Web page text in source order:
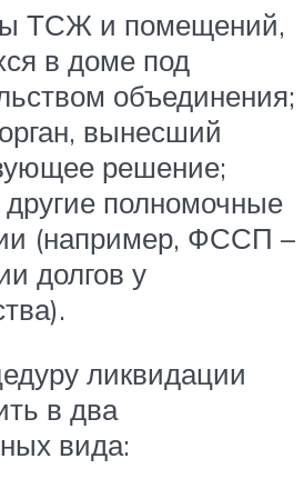
ТСЖ и помещений,
в доме под
объединения;
вынесший
решение;
полномочные
(например, ФССП –
долгов у
ликвидации
в два
вида: